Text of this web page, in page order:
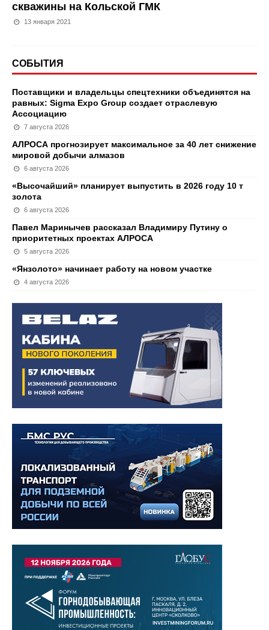
скважины на Кольской ГМК
13 января 2021
СОБЫТИЯ
Поставщики и владельцы спецтехники объединятся на
равных: Sigma Expo Group создает отраслевую
Ассоциацию
7 августа 2026
АЛРОСА прогнозирует максимальное за 40 лет снижение
мировой добычи алмазов
6 августа 2026
«Высочайший» планирует выпустить в 2026 году 10 т
золота
6 августа 2026
Павел Маринычев рассказал Владимиру Путину о
приоритетных проектах АЛРОСА
5 августа 2026
«Янзолото» начинает работу на новом участке
4 августа 2026